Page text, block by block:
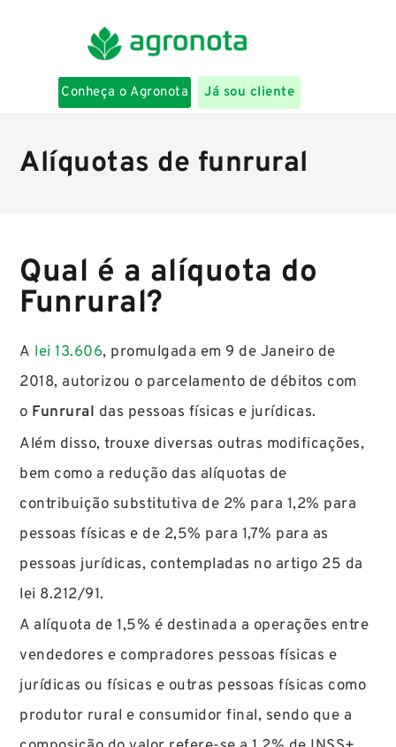
Conheça o Agronota Já sou cliente
Alíquotas de funrural
Qual é a alíquota do
Funrural?
A lei 13.606, promulgada em 9 de Janeiro de
2018, autorizou o parcelamento de débitos com
o Funrural das pessoas físicas e jurídicas.
Além disso, trouxe diversas outras modificações,
bem como a redução das alíquotas de
contribuição substitutiva de 2% para 1,2% para
pessoas físicas e de 2,5% para 1,7% para as
pessoas jurídicas, contempladas no artigo 25 da
lei 8.212/91.
A alíquota de 1,5% é destinada a operações entre
vendedores e compradores pessoas físicas e
jurídicas ou físicas e outras pessoas físicas como
produtor rural e consumidor final, sendo que a